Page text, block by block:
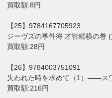
買取額:8円
【25】9784167705923
ジーヴズの事件簿 才智縦横の巻
買取額:28円
【26】9784003751091
失われた時を求めて（1）――ス
買取額:216円